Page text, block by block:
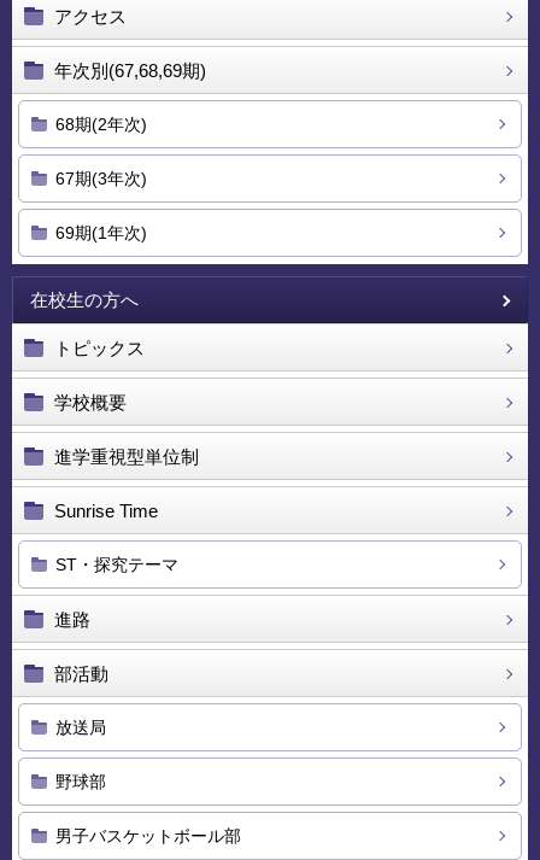
アクセス
年次別(67,68,69期)
68期(2年次)
67期(3年次)
69期(1年次)
在校生の方へ
トピックス
学校概要
進学重視型単位制
Sunrise Time
ST・探究テーマ
進路
部活動
放送局
野球部
男子バスケットボール部